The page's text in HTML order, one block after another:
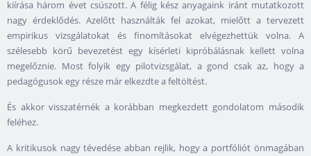
kiírása három évet csúszott. A félig kész anyagaink iránt mutatkozott
nagy érdeklődés. Azelőtt használták fel azokat, mielőtt a tervezett
empirikus vizsgálatokat és finomításokat elvégezhettük volna. A
szélesebb körű bevezetést egy kísérleti kipróbálásnak kellett volna
megelőznie. Most folyik egy pilotvizsgálat, a gond csak az, hogy a
pedagógusok egy része már elkezdte a feltöltést.
És akkor visszatérnék a korábban megkezdett gondolatom második
feléhez.
A kritikusok nagy tévedése abban rejlik, hogy a portfóliót önmagában